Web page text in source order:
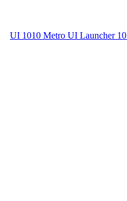
10 Metro UI Launcher 10